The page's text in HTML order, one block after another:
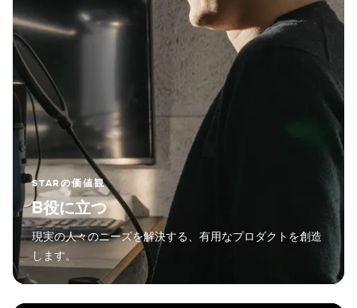
STARの価値観
B役に立つ
現実の人々のニーズを解決する、有用なプロダクトを創造
します。